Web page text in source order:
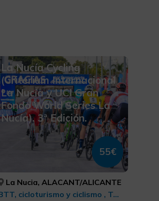
La Nucía Cycling
(Criterium Internacional
La Nucía y UCI Gran
Fondo World Series La
Nucía). 3ª Edición.
55€
La Nucia, ALACANT/ALICANTE
BTT, cicloturismo y ciclismo , Turismo deportivo